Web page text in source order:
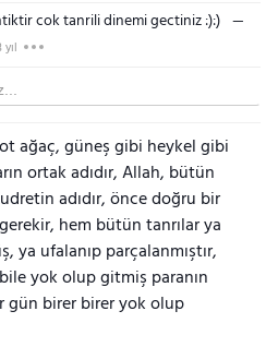
cok tanrili dinemi gectiniz :):)
yıl
ağaç, güneş gibi heykel gibi
ortak adıdır, Allah, bütün
adıdır, önce doğru bir
hem bütün tanrılar ya
ya ufalanıp parçalanmıştır,
yok olup gitmiş paranın
gün birer birer yok olup